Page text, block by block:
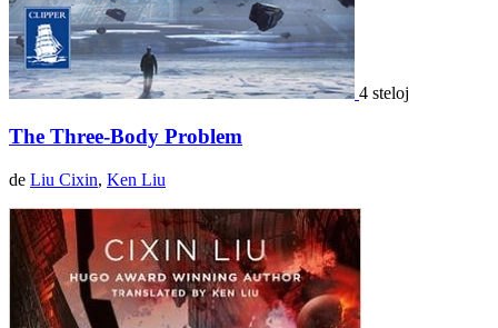
4 steloj
The Three‐Body Problem
de Liu Cixin, Ken Liu